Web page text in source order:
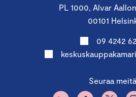
PL 1000, Alvar
00101
09 4242
Seuraa